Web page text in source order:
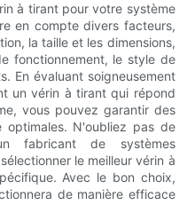
à tirant pour votre système
en compte divers facteurs,
la taille et les dimensions,
fonctionnement, le style de
En évaluant soigneusement
un vérin à tirant qui répond
vous pouvez garantir des
optimales. N'oubliez pas de
fabricant de systèmes
le meilleur vérin à
Avec le bon choix,
de manière efficace